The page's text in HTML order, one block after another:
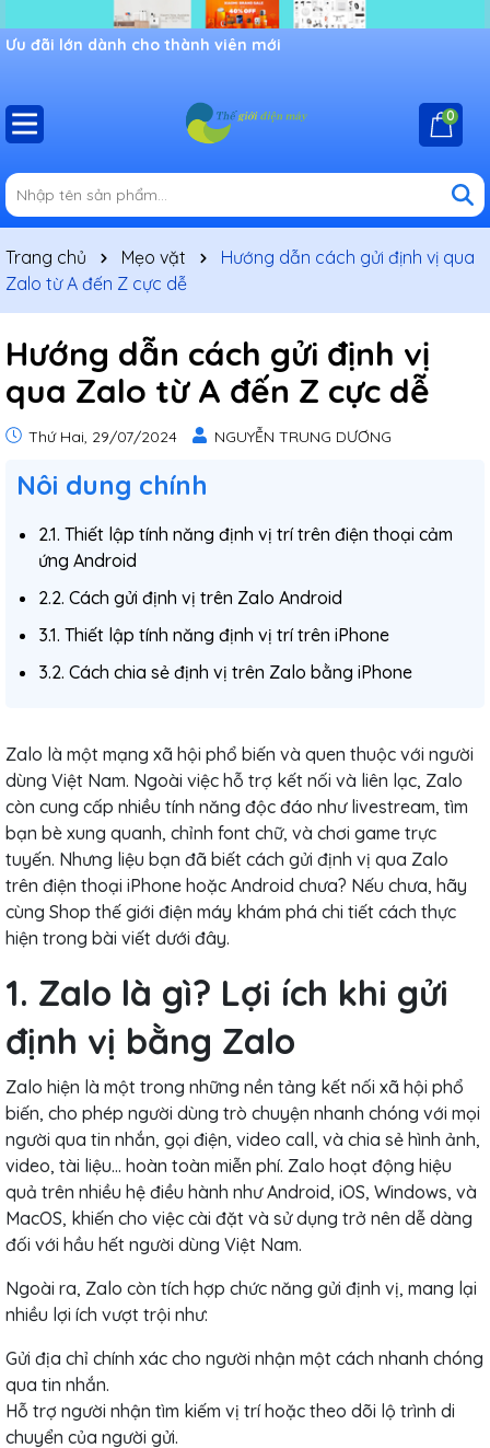
Ưu đãi lớn dành cho thành viên mới
0
Trang chủ Mẹo vặt
Hướng dẫn cách gửi định vị qua
Zalo từ A đến Z cực dễ
Hướng dẫn cách gửi định vị
qua Zalo từ A đến Z cực dễ
Thứ Hai, 29/07/2024 NGUYỄN TRUNG DƯƠNG
Nôi dung chính
2.1. Thiết lập tính năng định vị trí trên điện thoại cảm
ứng Android
2.2. Cách gửi định vị trên Zalo Android
3.1. Thiết lập tính năng định vị trí trên iPhone
3.2. Cách chia sẻ định vị trên Zalo bằng iPhone
Zalo là một mạng xã hội phổ biến và quen thuộc với người
dùng Việt Nam. Ngoài việc hỗ trợ kết nối và liên lạc, Zalo
còn cung cấp nhiều tính năng độc đáo như livestream, tìm
bạn bè xung quanh, chỉnh font chữ, và chơi game trực
tuyến. Nhưng liệu bạn đã biết cách gửi định vị qua Zalo
trên điện thoại iPhone hoặc Android chưa? Nếu chưa, hãy
cùng Shop thế giới điện máy khám phá chi tiết cách thực
hiện trong bài viết dưới đây.
1. Zalo là gì? Lợi ích khi gửi
định vị bằng Zalo
Zalo hiện là một trong những nền tảng kết nối xã hội phổ
biến, cho phép người dùng trò chuyện nhanh chóng với mọi
người qua tin nhắn, gọi điện, video call, và chia sẻ hình ảnh,
video, tài liệu... hoàn toàn miễn phí. Zalo hoạt động hiệu
quả trên nhiều hệ điều hành như Android, iOS, Windows, và
MacOS, khiến cho việc cài đặt và sử dụng trở nên dễ dàng
đối với hầu hết người dùng Việt Nam.
Ngoài ra, Zalo còn tích hợp chức năng gửi định vị, mang lại
nhiều lợi ích vượt trội như:
Gửi địa chỉ chính xác cho người nhận một cách nhanh chóng
qua tin nhắn.
Hỗ trợ người nhận tìm kiếm vị trí hoặc theo dõi lộ trình di
chuyển của người gửi.